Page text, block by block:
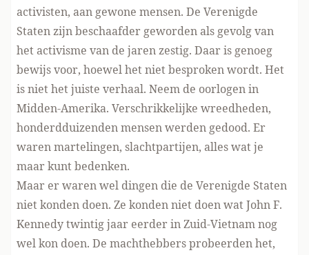
activisten, aan gewone mensen. De Verenigde
Staten zijn beschaafder geworden als gevolg van
het activisme van de jaren zestig. Daar is genoeg
bewijs voor, hoewel het niet besproken wordt. Het
is niet het juiste verhaal. Neem de oorlogen in
Midden-Amerika. Verschrikkelijke wreedheden,
honderdduizenden mensen werden gedood. Er
waren martelingen, slachtpartijen, alles wat je
maar kunt bedenken.
Maar er waren wel dingen die de Verenigde Staten
niet konden doen. Ze konden niet doen wat John F.
Kennedy twintig jaar eerder in Zuid-Vietnam nog
wel kon doen. De machthebbers probeerden het,